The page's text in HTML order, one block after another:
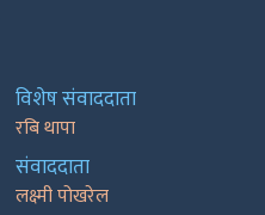
विशेष संवाददाता
रबि थापा
संवाददाता
लक्ष्मी पोखरेल